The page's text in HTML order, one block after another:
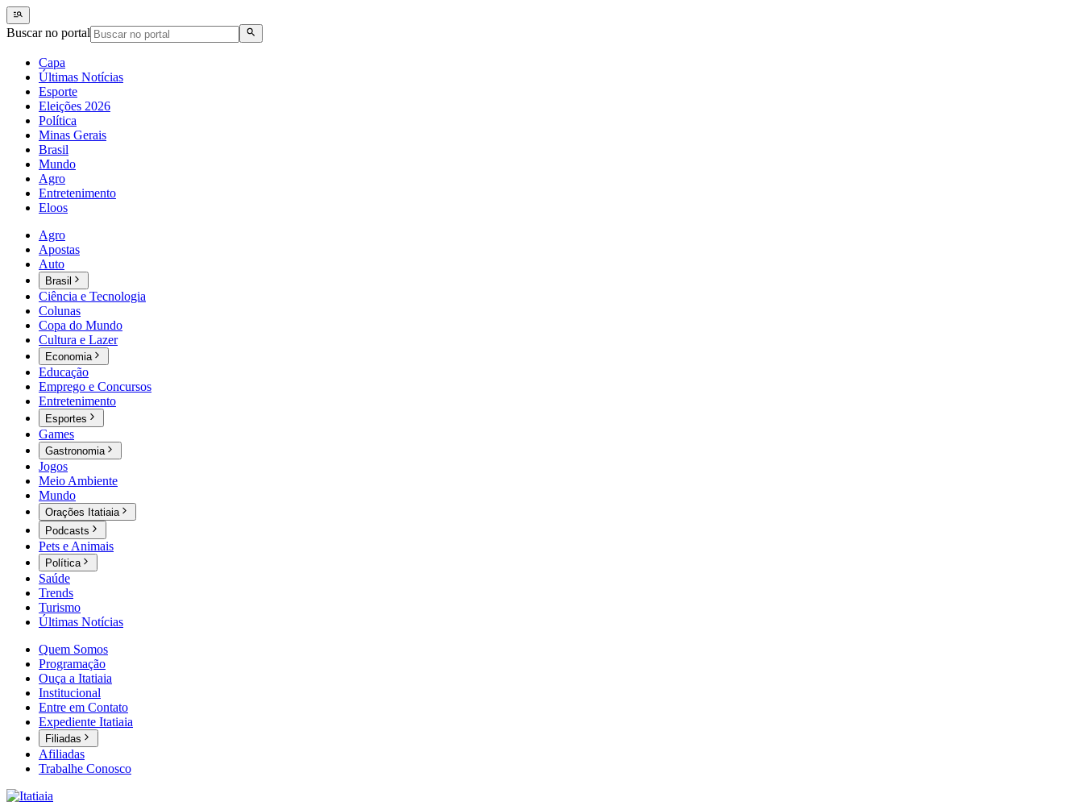
Buscar no portal
Capa
Últimas Notícias
Esporte
Eleições 2026
Política
Minas Gerais
Brasil
Mundo
Agro
Entretenimento
Eloos
Agro
Apostas
Auto
Brasil
Ciência e Tecnologia
Colunas
Copa do Mundo
Cultura e Lazer
Economia
Educação
Emprego e Concursos
Entretenimento
Esportes
Games
Gastronomia
Jogos
Meio Ambiente
Mundo
Orações Itatiaia
Podcasts
Pets e Animais
Política
Saúde
Trends
Turismo
Últimas Notícias
Quem Somos
Programação
Ouça a Itatiaia
Institucional
Entre em Contato
Expediente Itatiaia
Filiadas
Afiliadas
Trabalhe Conosco